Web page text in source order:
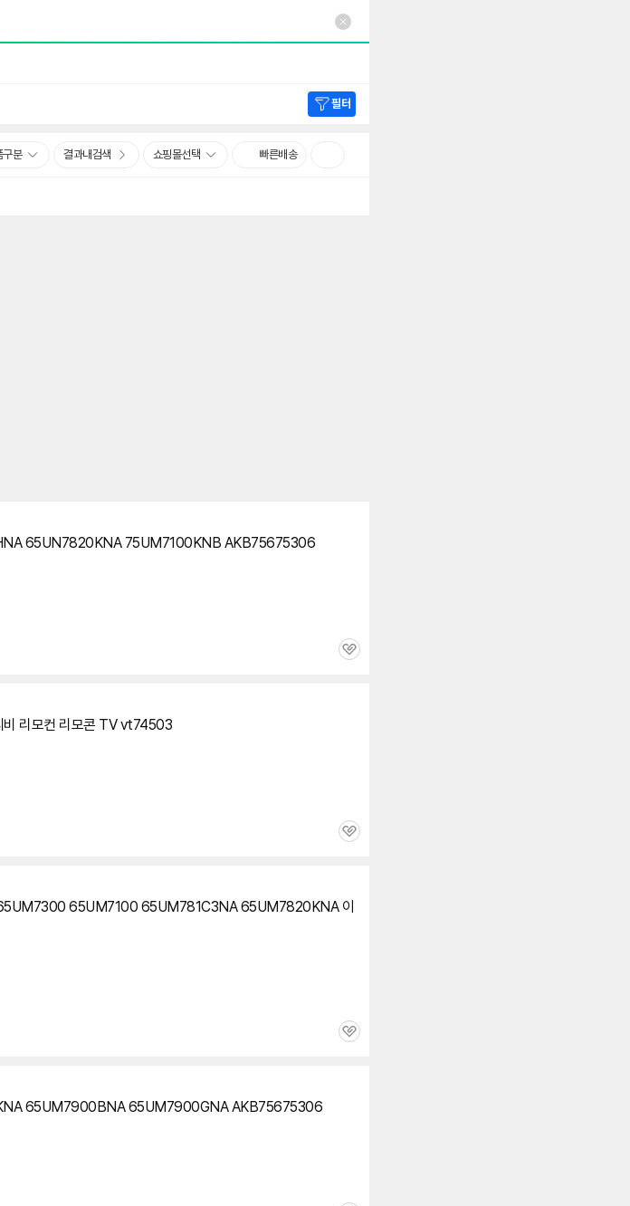
필터
구분 결과내검색 쇼핑몰선택 빠른배송
65UN7820KNA 75UM7100KNB AKB75675306
관
리모컨 리모콘 TV vt74503
관
65UM7100 65UM781C3NA65UM7820KNA이
관
65UM7900BNA 65UM7900GNA AKB75675306